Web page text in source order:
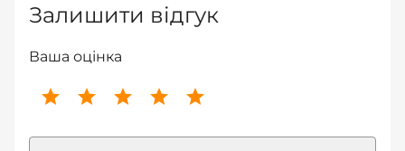
Залишити відгук
Ваша оцінка